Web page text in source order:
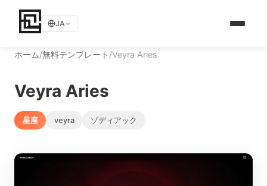
JA
ホーム/無料テンプレート /Veyra Aries
Veyra Aries
星座 veyra ゾディアック